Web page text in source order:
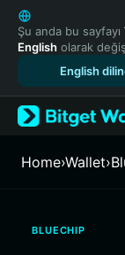
English
日本語
Tiếng Việt
Español
Türkçe
Français
繁體中文
Şu anda bu sayfayı
English olarak
English
Home›Wallet›
BLUECHIP